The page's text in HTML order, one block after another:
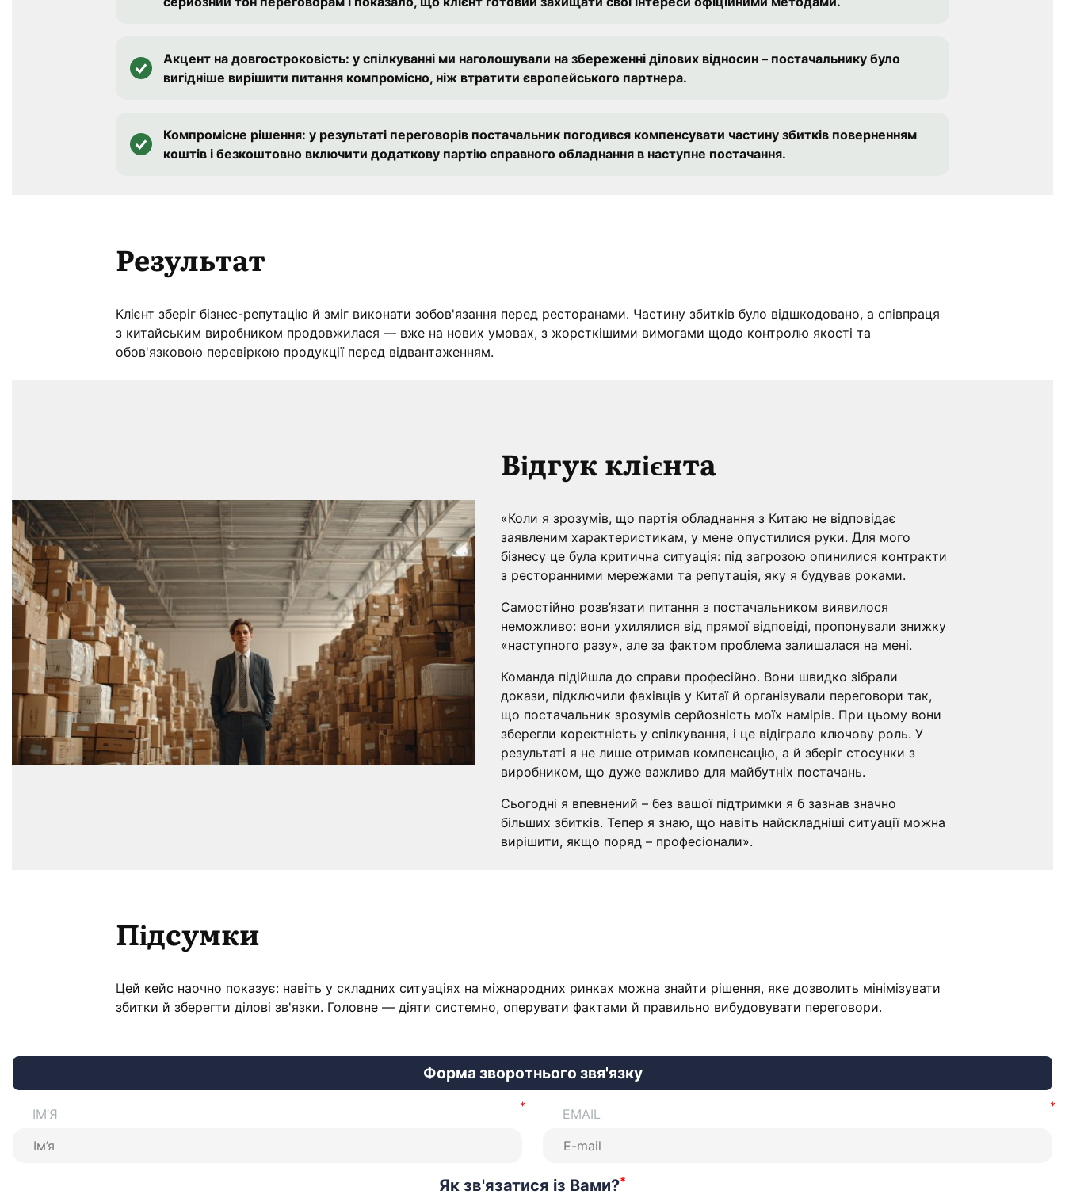
Акцент на довгостроковість: у спілкуванні ми наголошували на збереженні ділових відносин – постачальнику було
вигідніше вирішити питання компромісно, ​​ніж втратити європейського партнера.
Компромісне рішення: у результаті переговорів постачальник погодився компенсувати частину збитків поверненням
коштів і безкоштовно включити додаткову партію справного обладнання в наступне постачання.
Результат
Клієнт зберіг бізнес-репутацію й зміг виконати зобов'язання перед ресторанами. Частину збитків було відшкодовано, а співпраця
з китайським виробником продовжилася — вже на нових умовах, з жорсткішими вимогами щодо контролю якості та
обов'язковою перевіркою продукції перед відвантаженням.
Відгук клієнта
«Коли я зрозумів, що партія обладнання з Китаю не відповідає
заявленим характеристикам, у мене опустилися руки. Для мого
бізнесу це була критична ситуація: під загрозою опинилися контракти
з ресторанними мережами та репутація, яку я будував роками.
Самостійно розв’язати питання з постачальником виявилося
неможливо: вони ухилялися від прямої відповіді, пропонували знижку
«наступного разу», але за фактом проблема залишалася на мені.
Команда підійшла до справи професійно. Вони швидко зібрали
докази, підключили фахівців у Китаї й організували переговори так,
що постачальник зрозумів серйозність моїх намірів. При цьому вони
зберегли коректність у спілкування, і це відіграло ключову роль. У
результаті я не лише отримав компенсацію, а й зберіг стосунки з
виробником, що дуже важливо для майбутніх постачань.
Сьогодні я впевнений – без вашої підтримки я б зазнав значно
більших збитків. Тепер я знаю, що навіть найскладніші ситуації можна
вирішити, якщо поряд – професіонали».
Підсумки
Цей кейс наочно показує: навіть у складних ситуаціях на міжнародних ринках можна знайти рішення, яке дозволить мінімізувати
збитки й зберегти ділові зв'язки. Головне — діяти системно, оперувати фактами й правильно вибудовувати переговори.
Форма зворотнього звя'язку
ІМ’Я EMAIL
Як зв'язатися із Вами?*